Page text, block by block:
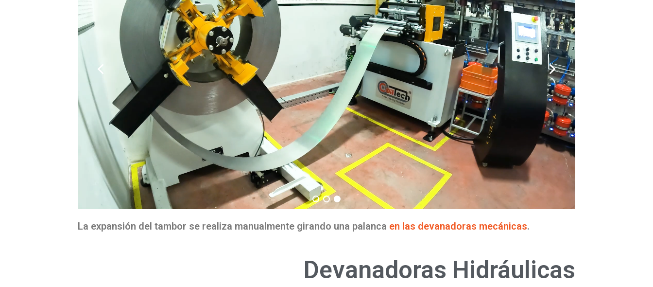
La expansión del tambor se realiza manualmente girando una palanca en las devanadoras mecánicas.
Devanadoras Hidráulicas